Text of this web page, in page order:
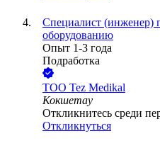
Специалист (инженер)
оборудованию
Опыт 1-3 года
Подработка
ТОО Tez Medikal
Кокшетау
Откликнитесь среди
Откликнуться